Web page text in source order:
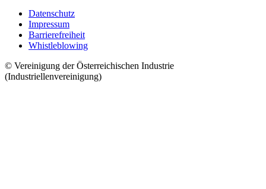
Datenschutz
Impressum
Barrierefreiheit
Whistleblowing
© Vereinigung der Österreichischen Industrie
(Industriellenvereinigung)